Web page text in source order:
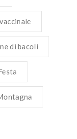
di bacoli